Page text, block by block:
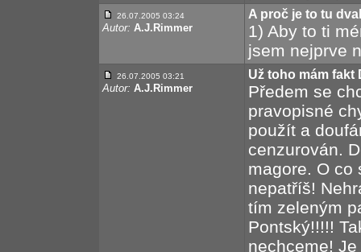
26.07.2005 03:24
Autor: A.J.Rimmer
A proč je to tu
1) Aby to ti
jsem nejprve
26.07.2005 03:21
Autor: A.J.Rimmer
Už toho mám fakt
Předem se
pravopisné
použít a
cenzurován.
magore. O co
nepatříš!
tím zeleným
Pontský!!!!!
nechceme!